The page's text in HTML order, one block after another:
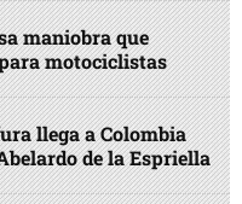
maniobra que
motociclistas
llega a Colombia
de la Espriella